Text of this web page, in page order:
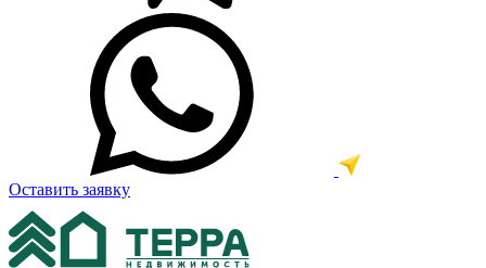
Оставить заявку